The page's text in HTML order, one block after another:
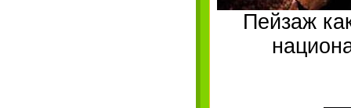
Пейзаж